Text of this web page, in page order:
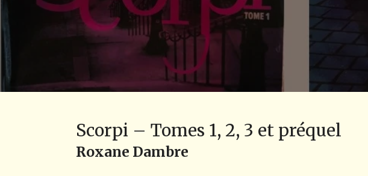
Scorpi – Tomes 1, 2, 3 et préquel
Roxane Dambre